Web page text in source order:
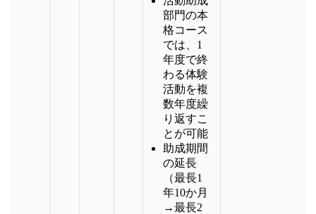
部門の本
格コース
では、1
年度で終
わる体験
活動を複
数年度繰
り返すこ
とが可能
助成期間
の延長
（最長1
年10か月
→最長2